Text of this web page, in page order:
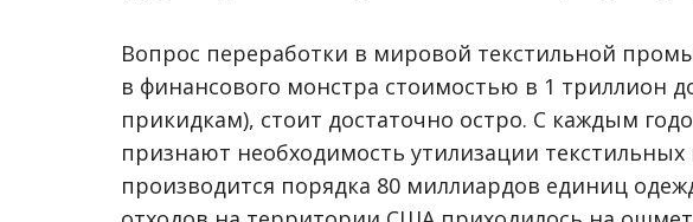
Вопрос переработки в мировой текстильной
в финансового монстра стоимостью в 1 триллион
прикидкам), стоит достаточно остро. С каждым
признают необходимость утилизации
производится порядка 80 миллиардов единиц